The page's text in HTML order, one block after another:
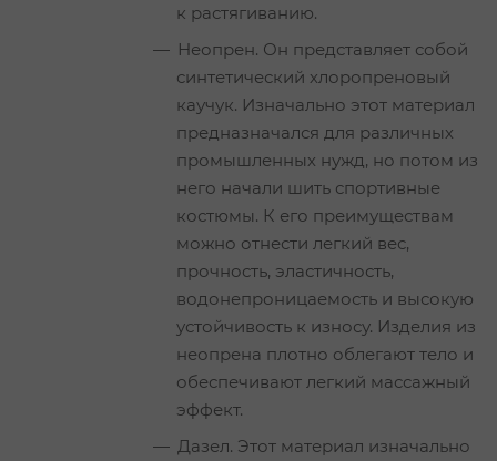
к растягиванию.
Неопрен. Он представляет собой
синтетический хлоропреновый
каучук. Изначально этот материал
предназначался для различных
промышленных нужд, но потом из
него начали шить спортивные
костюмы. К его преимуществам
можно отнести легкий вес,
прочность, эластичность,
водонепроницаемость и высокую
устойчивость к износу. Изделия из
неопрена плотно облегают тело и
обеспечивают легкий массажный
эффект.
Дазел. Этот материал изначально